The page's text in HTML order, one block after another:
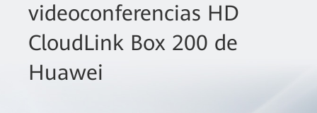
videoconferencias HD
CloudLink Box 200 de
Huawei